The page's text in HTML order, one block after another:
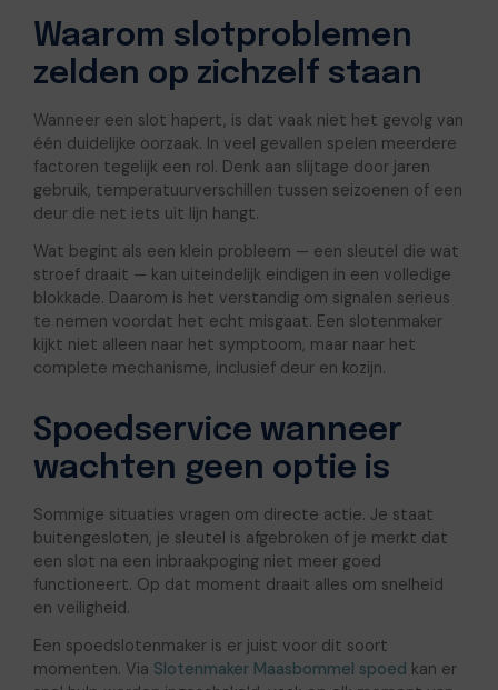
Waarom slotproblemen
zelden op zichzelf staan
Wanneer een slot hapert, is dat vaak niet het gevolg van
één duidelijke oorzaak. In veel gevallen spelen meerdere
factoren tegelijk een rol. Denk aan slijtage door jaren
gebruik, temperatuurverschillen tussen seizoenen of een
deur die net iets uit lijn hangt.
Wat begint als een klein probleem — een sleutel die wat
stroef draait — kan uiteindelijk eindigen in een volledige
blokkade. Daarom is het verstandig om signalen serieus
te nemen voordat het echt misgaat. Een slotenmaker
kijkt niet alleen naar het symptoom, maar naar het
complete mechanisme, inclusief deur en kozijn.
Spoedservice wanneer
wachten geen optie is
Sommige situaties vragen om directe actie. Je staat
buitengesloten, je sleutel is afgebroken of je merkt dat
een slot na een inbraakpoging niet meer goed
functioneert. Op dat moment draait alles om snelheid
en veiligheid.
Een spoedslotenmaker is er juist voor dit soort
momenten. Via Slotenmaker Maasbommel spoed kan er